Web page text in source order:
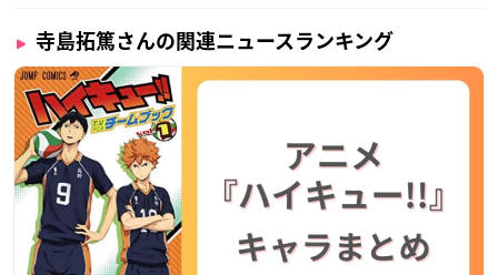
寺島拓篤さんの関連ニュースランキング